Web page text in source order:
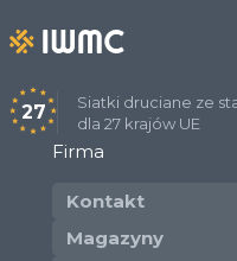
27
Siatki druciane ze
dla 27 krajów UE
Firma
Kontakt
Magazyny